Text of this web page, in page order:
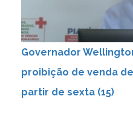
Governador
proibição de venda
partir de sexta (15)